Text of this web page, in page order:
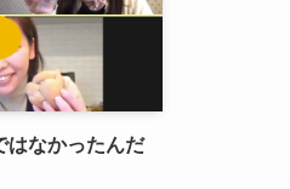
はなかったんだ